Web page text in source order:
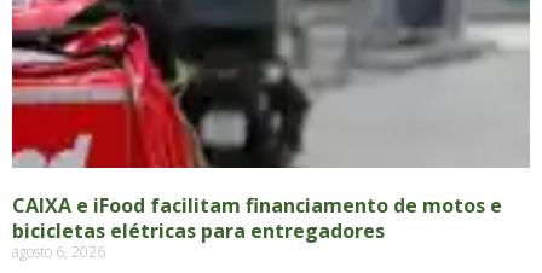
CAIXA e iFood facilitam financiamento de motos e
bicicletas elétricas para entregadores
agosto 6, 2026